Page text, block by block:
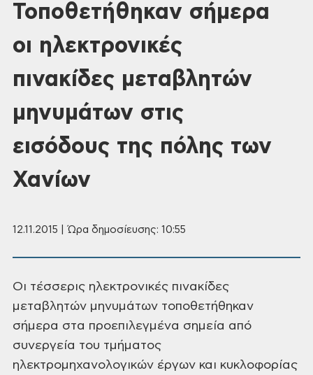
Τοποθετήθηκαν σήμερα
οι ηλεκτρονικές
πινακίδες μεταβλητών
μηνυμάτων στις
εισόδους της πόλης των
Χανίων
12.11.2015 | Ώρα δημοσίευσης: 10:55
Οι τέσσερις ηλεκτρονικές πινακίδες
μεταβλητών μηνυμάτων τοποθετήθηκαν
σήμερα στα προεπιλεγμένα σημεία από
συνεργεία του τμήματος
ηλεκτρομηχανολογικών έργων και κυκλοφορίας